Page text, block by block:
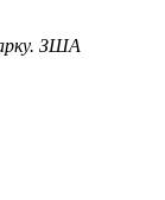
ЗША